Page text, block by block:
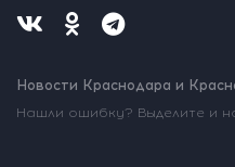
Новости Краснодара и
Нашли ошибку? Выделите и